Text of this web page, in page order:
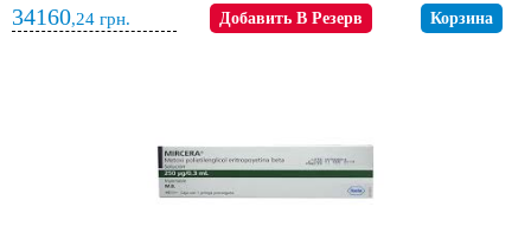
34160,24 грн. Добавить В Резерв Корзина